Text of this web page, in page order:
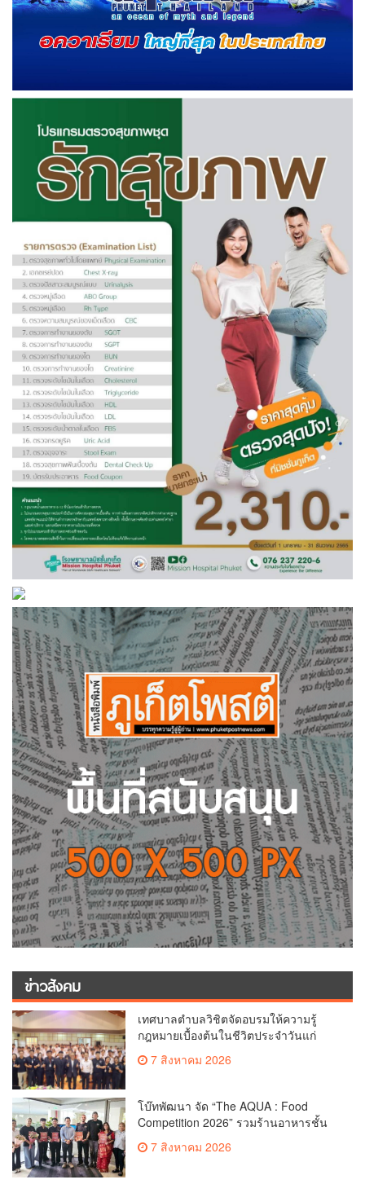
ข่าวสังคม
เทศบาลตำบลวิชิตจัดอบรมให้ความรู้
กฎหมายเบื้องต้นในชีวิตประจำวันแก่
เยาวชน
7 สิงหาคม 2026
โบ๊ทพัฒนา จัด “The AQUA : Food
Competition 2026” รวมร้านอาหารชั้น
นำของ The Shopps at The AQUA ชู
ศักยภาพ Food Destination ย่านเชิงทะเล
7 สิงหาคม 2026